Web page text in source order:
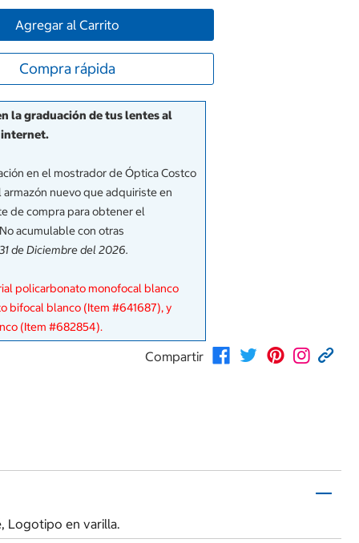
Agregar al Carrito
Compra rápida
la graduación de tus lentes al
internet.
en el mostrador de Óptica Costco
nuevo que adquiriste en
de compra para obtener el
acumulable con otras
de Diciembre del 2026.
policarbonato monofocal blanco
bifocal blanco (Item #641687), y
(Item #682854).
Compartir
Logotipo en varilla.